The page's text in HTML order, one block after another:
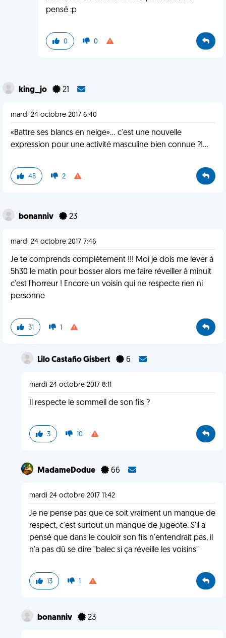
pensé :p
0 0
king_jo 21
mardi 24 octobre 2017 6:40
«Battre ses blancs en neige»... c'est une nouvelle
expression pour une activité masculine bien connue ?!...
45 2
bonanniv 23
mardi 24 octobre 2017 7:46
Je te comprends complètement !!! Moi je dois me lever à
5h30 le matin pour bosser alors me faire réveiller à minuit
c'est l'horreur ! Encore un voisin qui ne respecte rien ni
personne
31 1
Lilo Castaño Gisbert 6
mardi 24 octobre 2017 8:11
Il respecte le sommeil de son fils ?
3 10
MadameDodue 66
mardi 24 octobre 2017 11:42
Je ne pense pas que ce soit vraiment un manque de
respect, c'est surtout un manque de jugeote. S'il a
pensé que dans le couloir son fils n'entendrait pas, il
n'a pas dû se dire "balec si ça réveille les voisins"
13 1
bonanniv 23